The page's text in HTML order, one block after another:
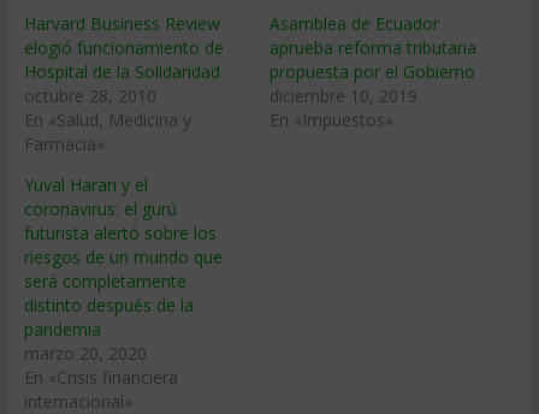
Harvard Business Review
elogió funcionamiento de
Hospital de la Solidaridad
octubre 28, 2010
En «Salud, Medicina y
Farmacia»
Asamblea de Ecuador
aprueba reforma tributaria
propuesta por el Gobierno
diciembre 10, 2019
En «Impuestos»
Yuval Harari y el
coronavirus: el gurú
futurista alertó sobre los
riesgos de un mundo que
será completamente
distinto después de la
pandemia
marzo 20, 2020
En «Crisis financiera
internacional»